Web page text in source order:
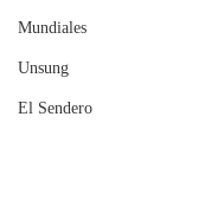
Mundiales
Unsung
El Sendero